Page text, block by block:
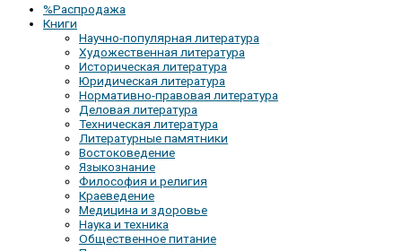
%Распродажа
Книги
Научно-популярная литература
Художественная литература
Историческая литература
Юридическая литература
Нормативно-правовая литература
Деловая литература
Техническая литература
Литературные памятники
Востоковедение
Языкознание
Философия и религия
Краеведение
Медицина и здоровье
Наука и техника
Общественное питание